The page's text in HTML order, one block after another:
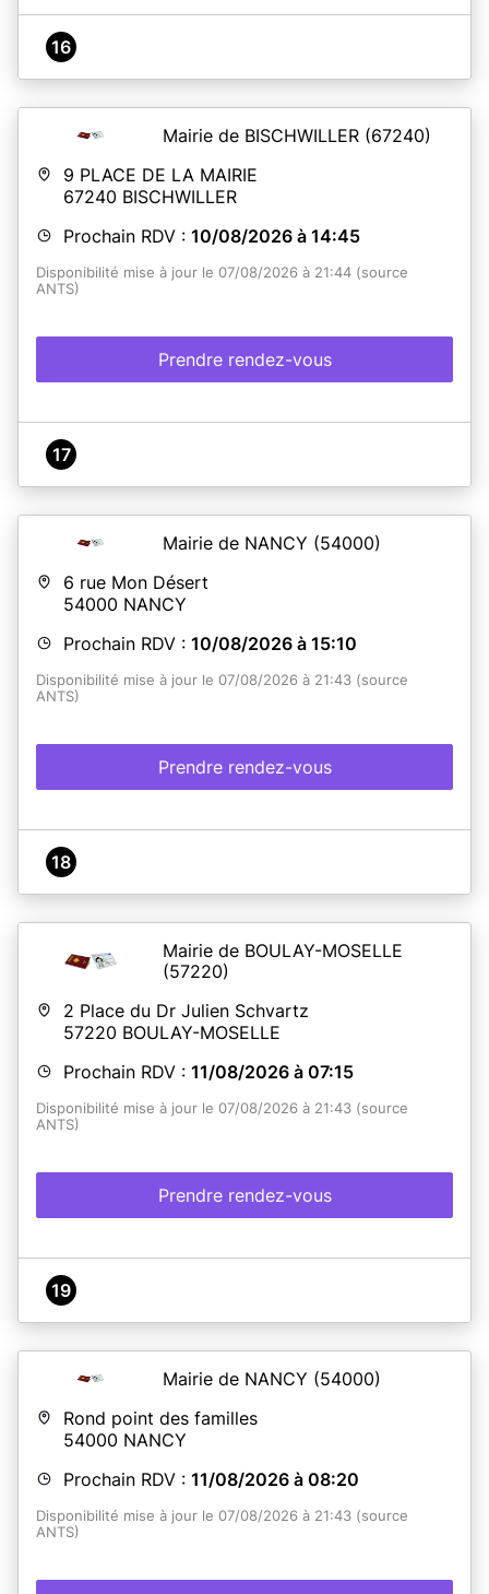
16
Mairie de BISCHWILLER (67240)
9 PLACE DE LA MAIRIE
67240 BISCHWILLER
Prochain RDV : 10/08/2026 à 14:45
Disponibilité mise à jour le 07/08/2026 à 21:44 (source
ANTS)
Prendre rendez-vous
17
Mairie de NANCY (54000)
6 rue Mon Désert
54000 NANCY
Prochain RDV : 10/08/2026 à 15:10
Disponibilité mise à jour le 07/08/2026 à 21:43 (source
ANTS)
Prendre rendez-vous
18
Mairie de BOULAY-MOSELLE
(57220)
2 Place du Dr Julien Schvartz
57220 BOULAY-MOSELLE
Prochain RDV : 11/08/2026 à 07:15
Disponibilité mise à jour le 07/08/2026 à 21:43 (source
ANTS)
Prendre rendez-vous
19
Mairie de NANCY (54000)
Rond point des familles
54000 NANCY
Prochain RDV : 11/08/2026 à 08:20
Disponibilité mise à jour le 07/08/2026 à 21:43 (source
ANTS)